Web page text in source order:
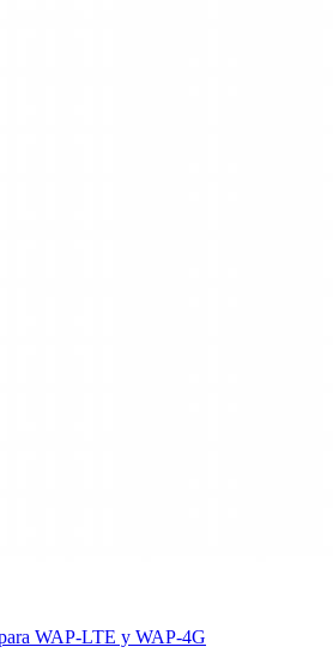
WAP-LTE y WAP-4G